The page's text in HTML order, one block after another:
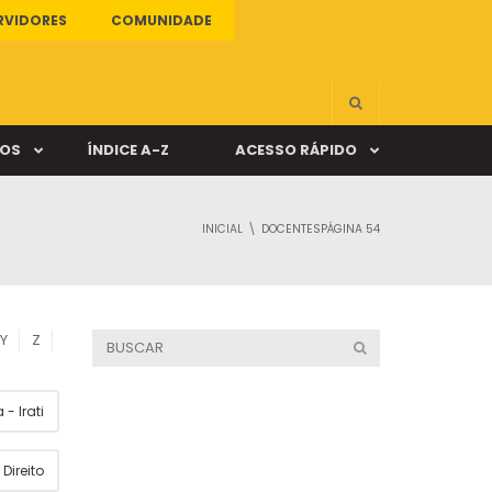
COMUNIDADE
ÍNDICE A-Z ACESSO RÁPIDO
INICIAL DOCENTESPÁGINA 54
Y Z
- Irati
Direito